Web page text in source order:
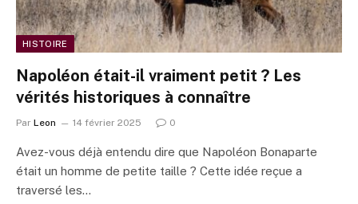
HISTOIRE
Napoléon était-il vraiment petit ? Les
vérités historiques à connaître
Par Leon 14 février 2025 0
Avez-vous déjà entendu dire que Napoléon Bonaparte
était un homme de petite taille ? Cette idée reçue a
traversé les…